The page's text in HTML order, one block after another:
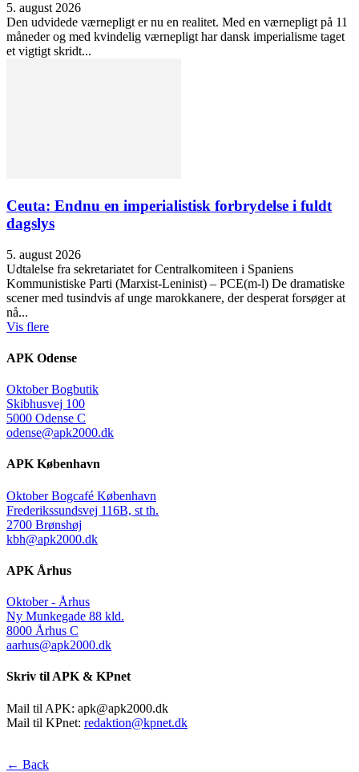
5. august 2026
Den udvidede værnepligt er nu en realitet. Med en værnepligt på 11
måneder og med kvindelig værnepligt har dansk imperialisme taget
et vigtigt skridt...
Ceuta: Endnu en imperialistisk forbrydelse i fuldt
dagslys
5. august 2026
Udtalelse fra sekretariatet for Centralkomiteen i Spaniens
Kommunistiske Parti (Marxist-Leninist) – PCE(m-l) De dramatiske
scener med tusindvis af unge marokkanere, der desperat forsøger at
nå...
Vis flere
APK Odense
Oktober Bogbutik
Skibhusvej 100
5000 Odense C
odense@apk2000.dk
APK København
Oktober Bogcafé København
Frederikssundsvej 116B, st th.
2700 Brønshøj
kbh@apk2000.dk
APK Århus
Oktober - Århus
Ny Munkegade 88 kld.
8000 Århus C
aarhus@apk2000.dk
Skriv til APK & KPnet
Mail til APK: apk@apk2000.dk
Mail til KPnet: redaktion@kpnet.dk
← Back